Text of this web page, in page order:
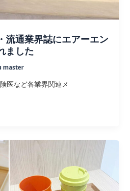
流通業界誌にエアーエン
ました
master
医など各業界関連メ